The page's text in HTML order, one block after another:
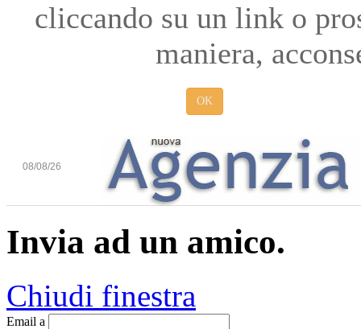
cliccando su un link o
maniera,
OK
08/08/26
Invia ad un amico.
Chiudi finestra
Email a